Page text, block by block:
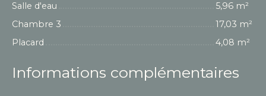
Salle d'eau
5,96 m²
Chambre 3
17,03 m²
Placard
4,08 m²
Informations complémentaires